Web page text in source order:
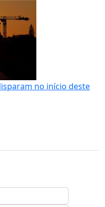
no início deste